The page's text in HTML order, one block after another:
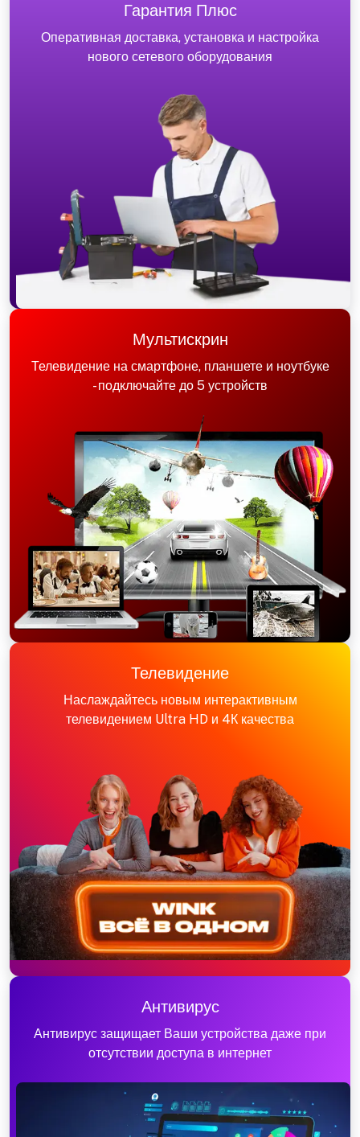
Гарантия Плюс
Оперативная доставка, установка и настройка
нового сетевого оборудования
Мультискрин
Телевидение на смартфоне, планшете и ноутбуке
- подключайте до 5 устройств
Телевидение
Наслаждайтесь новым интерактивным
телевидением Ultra HD и 4К качества
Антивирус
Антивирус защищает Ваши устройства даже при
отсутствии доступа в интернет